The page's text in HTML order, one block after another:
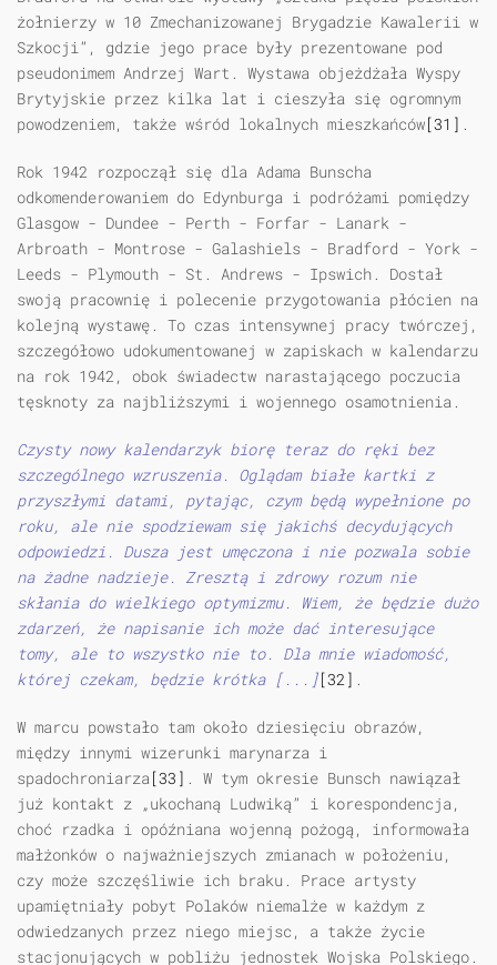
żołnierzy w 10 Zmechanizowanej Brygadzie Kawalerii w
Szkocji”, gdzie jego prace były prezentowane pod
pseudonimem Andrzej Wart. Wystawa objeżdżała Wyspy
Brytyjskie przez kilka lat i cieszyła się ogromnym
powodzeniem, także wśród lokalnych mieszkańców[31] .
Rok 1942 rozpoczął się dla Adama Bunscha
odkomenderowaniem do Edynburga i podróżami pomiędzy
Glasgow - Dundee - Perth - Forfar - Lanark -
Arbroath - Montrose - Galashiels - Bradford - York -
Leeds - Plymouth - St. Andrews - Ipswich. Dostał
swoją pracownię i polecenie przygotowania płócien na
kolejną wystawę. To czas intensywnej pracy twórczej,
szczegółowo udokumentowanej w zapiskach w kalendarzu
na rok 1942, obok świadectw narastającego poczucia
tęsknoty za najbliższymi i wojennego osamotnienia.
Czysty nowy kalendarzyk biorę teraz do ręki bez
szczególnego wzruszenia. Oglądam białe kartki z
przyszłymi datami, pytając, czym będą wypełnione po
roku, ale nie spodziewam się jakichś decydujących
odpowiedzi. Dusza jest umęczona i nie pozwala sobie
na żadne nadzieje. Zresztą i zdrowy rozum nie
skłania do wielkiego optymizmu. Wiem, że będzie dużo
zdarzeń, że napisanie ich może dać interesujące
tomy, ale to wszystko nie to. Dla mnie wiadomość,
której czekam, będzie krótka [...][32] .
W marcu powstało tam około dziesięciu obrazów,
między innymi wizerunki marynarza i
spadochroniarza[33] . W tym okresie Bunsch nawiązał
już kontakt z „ukochaną Ludwiką” i korespondencja,
choć rzadka i opóźniana wojenną pożogą, informowała
małżonków o najważniejszych zmianach w położeniu,
czy może szczęśliwie ich braku. Prace artysty
upamiętniały pobyt Polaków niemalże w każdym z
odwiedzanych przez niego miejsc, a także życie
stacjonujących w pobliżu jednostek Wojska Polskiego.